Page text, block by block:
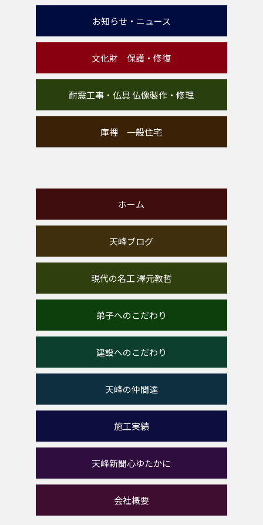
お知らせ・ニュース
文化財 保護・修復
耐震工事・仏具 仏像製作・修理
庫裡 一般住宅
ホーム
天峰ブログ
現代の名工 澤元教哲
弟子へのこだわり
建設へのこだわり
天峰の仲間達
施工実績
天峰新聞心ゆたかに
会社概要